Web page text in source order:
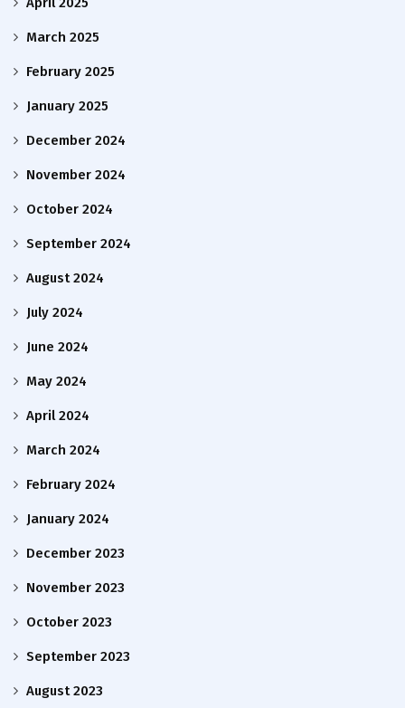
March 2025
February 2025
January 2025
December 2024
November 2024
October 2024
September 2024
August 2024
July 2024
June 2024
May 2024
April 2024
March 2024
February 2024
January 2024
December 2023
November 2023
October 2023
September 2023
August 2023